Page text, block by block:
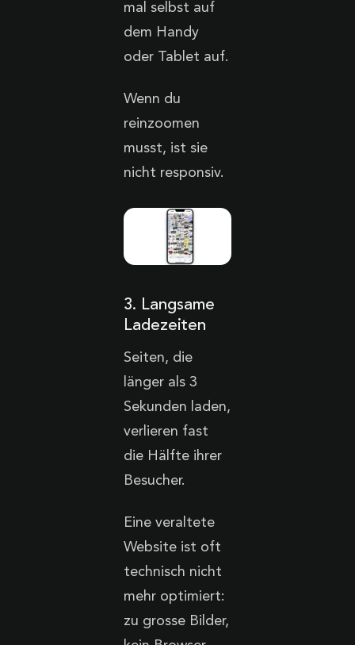
mal selbst auf
dem Handy
oder Tablet auf.
Wenn du
reinzoomen
musst, ist sie
nicht responsiv.
3. Langsame
Ladezeiten
Seiten, die
länger als 3
Sekunden laden,
verlieren fast
die Hälfte ihrer
Besucher.
Eine veraltete
Website ist oft
technisch nicht
mehr optimiert:
zu grosse Bilder,